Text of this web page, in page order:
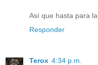
Así que hasta para
Responder
Terox 4:34 p.m.